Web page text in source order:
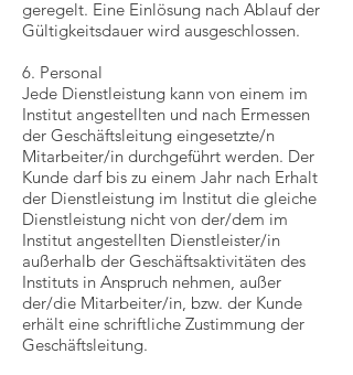
geregelt. Eine Einlösung nach Ablauf der
Gültigkeitsdauer wird ausgeschlossen.
6. Personal
Jede Dienstleistung kann von einem im
Institut angestellten und nach Ermessen
der Geschäftsleitung eingesetzte/n
Mitarbeiter/in durchgeführt werden. Der
Kunde darf bis zu einem Jahr nach Erhalt
der Dienstleistung im Institut die gleiche
Dienstleistung nicht von der/dem im
Institut angestellten Dienstleister/in
außerhalb der Geschäftsaktivitäten des
Instituts in Anspruch nehmen, außer
der/die Mitarbeiter/in, bzw. der Kunde
erhält eine schriftliche Zustimmung der
Geschäftsleitung.